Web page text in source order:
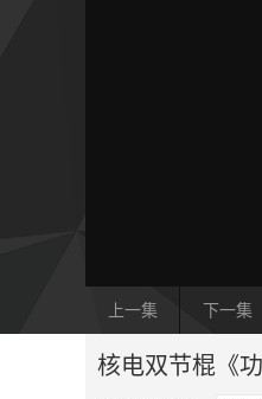
上一集 下一集
核电双节棍《